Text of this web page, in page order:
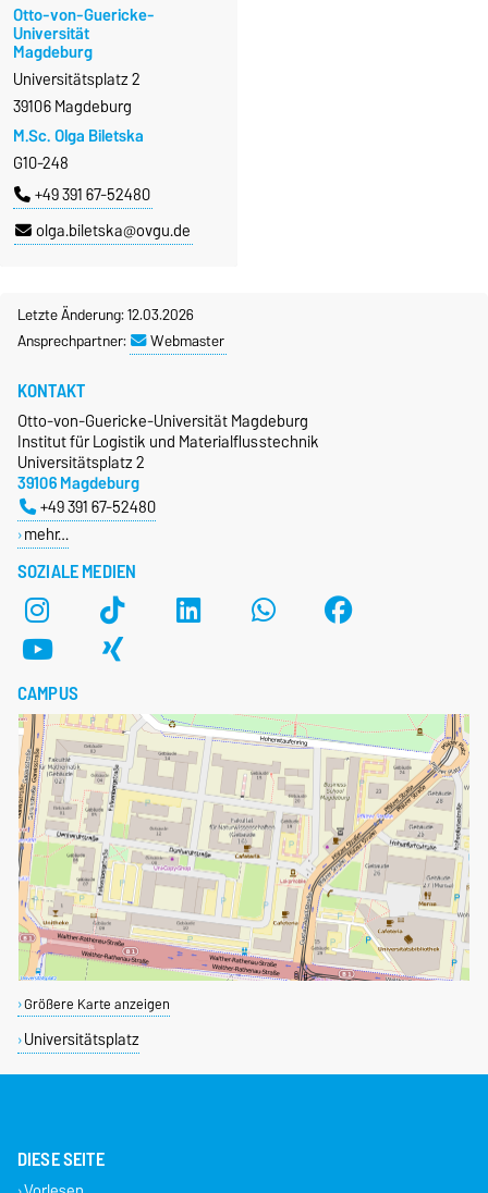
Otto-von-Guericke-
Universität
Magdeburg
Universitätsplatz 2
39106 Magdeburg
M.Sc. Olga Biletska
G10-248
+49 391 67-52480
olga.biletska@ovgu.de
Letzte Änderung: 12.03.2026
Ansprechpartner:
Webmaster
SOZIALE MEDIEN
KONTAKT
Otto-von-Guericke-Universität Magdeburg
Institut für Logistik und Materialflusstechnik
Universitätsplatz 2
39106 Magdeburg
+49 391 67-52480
mehr…
CAMPUS
Größere Karte anzeigen
Universitätsplatz
DIESE SEITE